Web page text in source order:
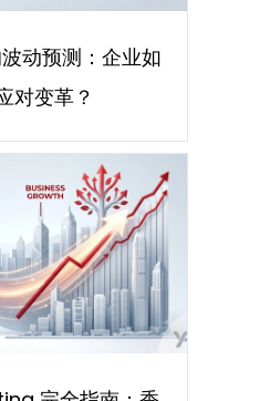
动预测：企业如
对变革？